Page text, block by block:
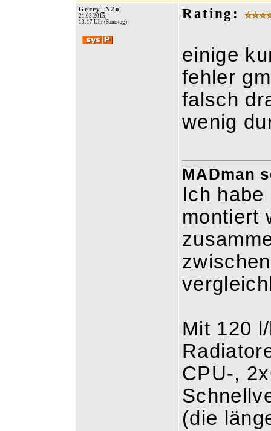
Gerry_N2o
21.03.2015,
13:17 Uhr (Samstag)
Rating:
einige
fehler
falsch
wenig
MADman
Ich
montiert
Mit 120
CPU-,
(die